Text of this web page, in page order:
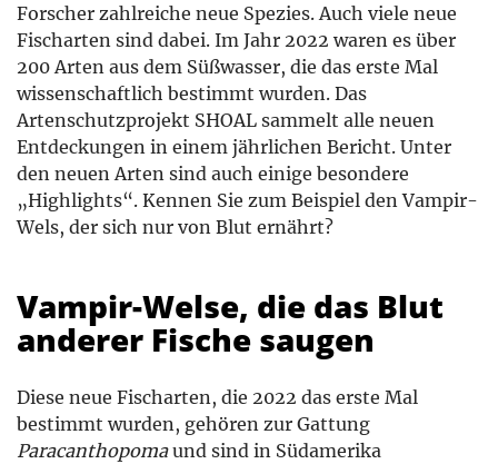
Forscher zahlreiche neue Spezies. Auch viele neue
Fischarten sind dabei. Im Jahr 2022 waren es über
200 Arten aus dem Süßwasser, die das erste Mal
wissenschaftlich bestimmt wurden. Das
Artenschutzprojekt SHOAL sammelt alle neuen
Entdeckungen in einem jährlichen Bericht. Unter
den neuen Arten sind auch einige besondere
„Highlights“. Kennen Sie zum Beispiel den Vampir-
Wels, der sich nur von Blut ernährt?
Vampir-Welse, die das Blut
anderer Fische saugen
Diese neue Fischarten, die 2022 das erste Mal
bestimmt wurden, gehören zur Gattung
Paracanthopomaund sind in Südamerika